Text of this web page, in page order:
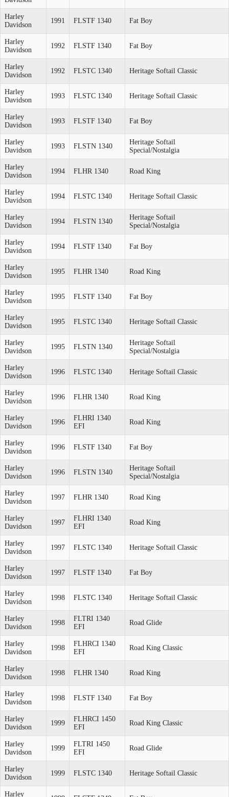
Harley
Davidson
1991 FLSTF 1340 Fat Boy
Harley
Davidson
1992 FLSTF 1340 Fat Boy
Harley
Davidson
1992 FLSTC 1340 Heritage Softail Classic
Harley
Davidson
1993 FLSTC 1340 Heritage Softail Classic
Harley
Davidson
1993 FLSTF 1340 Fat Boy
Harley
Davidson
1993 FLSTN 1340
Heritage Softail
Special/Nostalgia
Harley
Davidson
1994 FLHR 1340 Road King
Harley
Davidson
1994 FLSTC 1340 Heritage Softail Classic
Harley
Davidson
1994 FLSTN 1340
Heritage Softail
Special/Nostalgia
Harley
Davidson
1994 FLSTF 1340 Fat Boy
Harley
Davidson
1995 FLHR 1340 Road King
Harley
Davidson
1995 FLSTF 1340 Fat Boy
Harley
Davidson
1995 FLSTC 1340 Heritage Softail Classic
Harley
Davidson
1995 FLSTN 1340
Heritage Softail
Special/Nostalgia
Harley
Davidson
1996 FLSTC 1340 Heritage Softail Classic
Harley
Davidson
1996 FLHR 1340 Road King
Harley
Davidson
1996
FLHRI 1340
EFI
Road King
Harley
Davidson
1996 FLSTF 1340 Fat Boy
Harley
Davidson
1996 FLSTN 1340
Heritage Softail
Special/Nostalgia
Harley
Davidson
1997 FLHR 1340 Road King
Harley
Davidson
1997
FLHRI 1340
EFI
Road King
Harley
Davidson
1997 FLSTC 1340 Heritage Softail Classic
Harley
Davidson
1997 FLSTF 1340 Fat Boy
Harley
Davidson
1998 FLSTC 1340 Heritage Softail Classic
Harley
Davidson
1998
FLTRI 1340
EFI
Road Glide
Harley
Davidson
1998
FLHRCI 1340
EFI
Road King Classic
Harley
Davidson
1998 FLHR 1340 Road King
Harley
Davidson
1998 FLSTF 1340 Fat Boy
Harley
Davidson
1999
FLHRCI 1450
EFI
Road King Classic
Harley
Davidson
1999
FLTRI 1450
EFI
Road Glide
Harley
Davidson
1999 FLSTC 1340 Heritage Softail Classic
Harley